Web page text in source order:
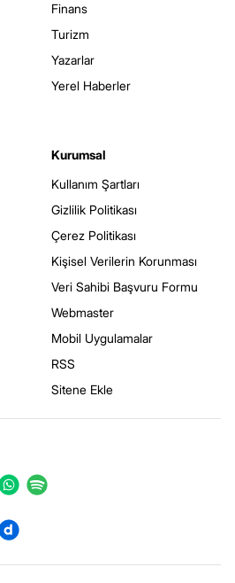
Finans
Turizm
Yazarlar
Yerel Haberler
Kurumsal
Kullanım Şartları
Gizlilik Politikası
Çerez Politikası
Kişisel Verilerin Korunması
Veri Sahibi Başvuru Formu
Webmaster
Mobil Uygulamalar
RSS
Sitene Ekle